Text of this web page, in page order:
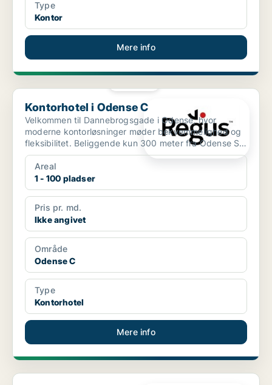
Type
Kontor
Mere info
Kontorhotel i Odense C
Kontorhotel i Odense C
Velkommen til Dannebrogsgade i Odense, hvor
moderne kontorløsninger møder bekvemmelighed og
fleksibilitet. Beliggende kun 300 meter fra Odense St.
bus- og to...
Areal
1 - 100 pladser
Pris pr. md.
Ikke angivet
Område
Odense C
Type
Kontorhotel
Mere info
Lager i Odense C